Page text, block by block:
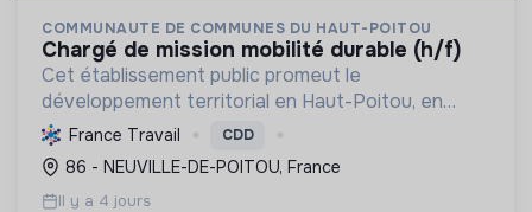
COMMUNAUTE DE COMMUNES DU HAUT-POITOU
chargé de mission mobilité durable (h/f)
Cet établissement public promeut le
développement territorial en Haut-Poitou, en
fédérant les communes pour une transition
écologique et sociale durable, stimulant l'économie
locale et le bien-être ci...
France Travail CDD
86 - NEUVILLE-DE-POITOU, France
Il y a 4 jours